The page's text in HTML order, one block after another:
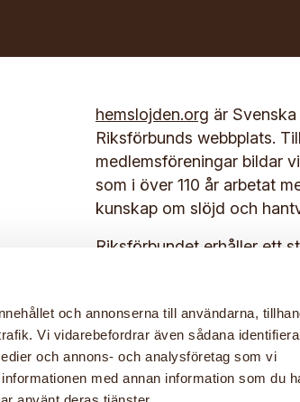
och annonserna till användarna,
Vi vidarebefordrar även sådana
och annons- och analysföretag som vi
med annan information som du
hemslojden.org är
Riksförbunds webbplats.
medlemsföreningar bildar
som i över 110 år arbetat
kunskap om slöjd och
Riksförbundet erhåller ett
Bli medlem här
Inloggning för medlemmar
Följ gärna Hemslöjden på